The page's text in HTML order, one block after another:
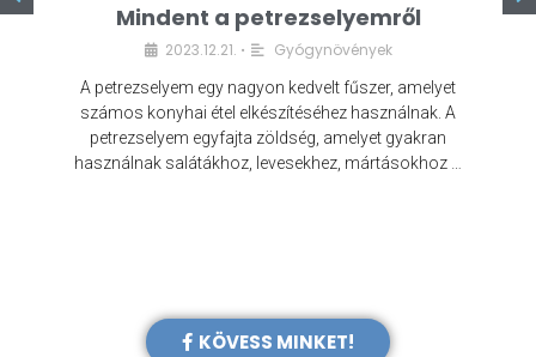
Mindent a petrezselyemről
2023.12.21. • Gyógynövények
A petrezselyem egy nagyon kedvelt fűszer, amelyet
számos konyhai étel elkészítéséhez használnak. A
petrezselyem egyfajta zöldség, amelyet gyakran
használnak salátákhoz, levesekhez, mártásokhoz …
KÖVESS MINKET!